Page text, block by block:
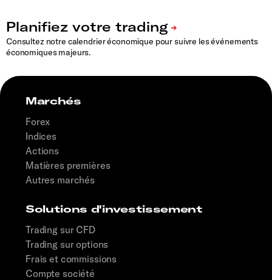
Consultez notre calendrier économique pour suivre les événements
économiques majeurs.
Marchés
Forex
Indices
Actions
Matières premières
Autres marchés
Solutions d'investissement
Trading sur CFD
Trading sur options
Frais et commissions
Compte société